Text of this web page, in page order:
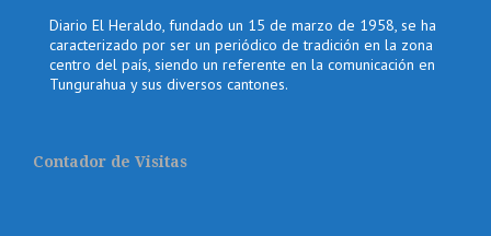
Diario El Heraldo, fundado un 15 de marzo de 1958, se ha
caracterizado por ser un periódico de tradición en la zona
centro del país, siendo un referente en la comunicación en
Tungurahua y sus diversos cantones.
Contador de Visitas